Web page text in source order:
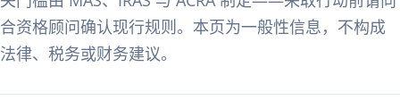
合资格顾问确认现行规则。本页为一般性信息，不构成
法律、税务或财务建议。